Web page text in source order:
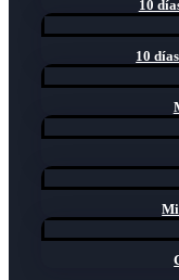
10
10